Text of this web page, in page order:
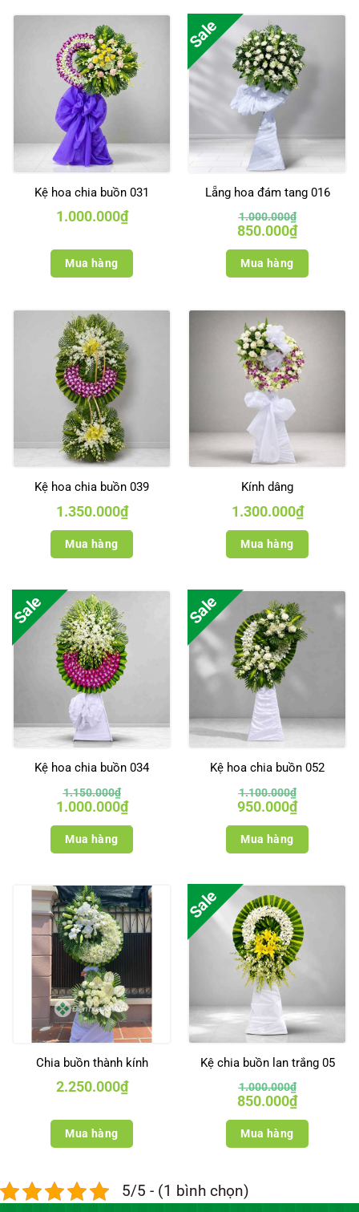
Kệ hoa chia buồn 031
1.000.000₫
Mua hàng
Sale
Lẵng hoa đám tang 016
1.000.000₫
Giá
gốc
là:
1.000.000₫.
850.000₫Giá
hiện
tại
Mua hàng
Kệ hoa chia buồn 039
1.350.000₫
Mua hàng
Kính dâng
1.300.000₫
Mua hàng
Sale
Kệ hoa chia buồn 034
1.150.000₫
Giá
gốc
là:
1.150.000₫.
1.000.000₫Giá
hiện
tại
Mua hàng
Sale
Kệ hoa chia buồn 052
1.100.000₫
Giá
gốc
là:
1.100.000₫.
950.000₫Giá
hiện
tại
Mua hàng
Chia buồn thành kính
2.250.000₫
Mua hàng
Sale
Kệ chia buồn lan trắng 05
1.000.000₫
Giá
gốc
là:
1.000.000₫.
850.000₫Giá
hiện
tại
Mua hàng
5/5 - (1 bình chọn)